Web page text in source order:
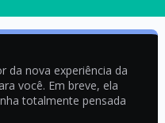
da nova experiência da
você. Em breve, ela
totalmente pensada